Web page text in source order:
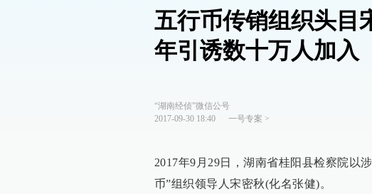
五行币传销组织头目
年引诱数十万人加入
“湖南经侦”微信公号
2017-09-30 18:40
一号专案 >
2017年9月29日，湖南省桂阳县检察院以
币”组织领导人宋密秋(化名张健)。